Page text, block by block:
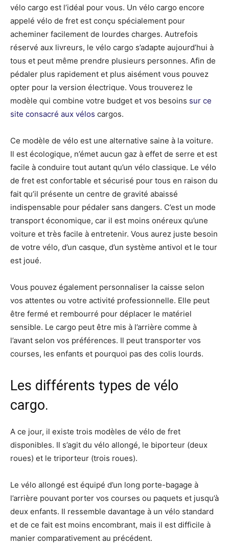
vélo cargo est l’idéal pour vous. Un vélo cargo encore
appelé vélo de fret est conçu spécialement pour
acheminer facilement de lourdes charges. Autrefois
réservé aux livreurs, le vélo cargo s’adapte aujourd’hui à
tous et peut même prendre plusieurs personnes. Afin de
pédaler plus rapidement et plus aisément vous pouvez
opter pour la version électrique. Vous trouverez le
modèle qui combine votre budget et vos besoins sur ce
site consacré aux vélos cargos.
Ce modèle de vélo est une alternative saine à la voiture.
Il est écologique, n’émet aucun gaz à effet de serre et est
facile à conduire tout autant qu’un vélo classique. Le vélo
de fret est confortable et sécurisé pour tous en raison du
fait qu’il présente un centre de gravité abaissé
indispensable pour pédaler sans dangers. C’est un mode
transport économique, car il est moins onéreux qu’une
voiture et très facile à entretenir. Vous aurez juste besoin
de votre vélo, d’un casque, d’un système antivol et le tour
est joué.
Vous pouvez également personnaliser la caisse selon
vos attentes ou votre activité professionnelle. Elle peut
être fermé et rembourré pour déplacer le matériel
sensible. Le cargo peut être mis à l’arrière comme à
l’avant selon vos préférences. Il peut transporter vos
courses, les enfants et pourquoi pas des colis lourds.
Les différents types de vélo
cargo.
A ce jour, il existe trois modèles de vélo de fret
disponibles. Il s’agit du vélo allongé, le biporteur (deux
roues) et le triporteur (trois roues).
Le vélo allongé est équipé d’un long porte-bagage à
l’arrière pouvant porter vos courses ou paquets et jusqu’à
deux enfants. Il ressemble davantage à un vélo standard
et de ce fait est moins encombrant, mais il est difficile à
manier comparativement au précédent.